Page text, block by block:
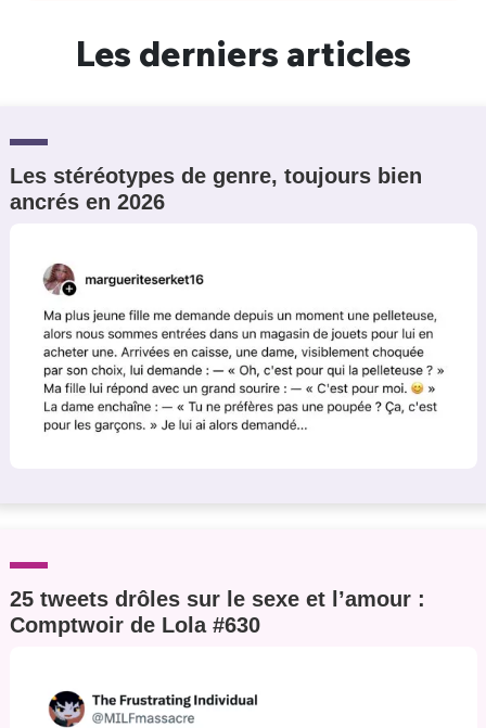
Les derniers articles
Les stéréotypes de genre, toujours bien
ancrés en 2026
25 tweets drôles sur le sexe et l’amour :
Comptwoir de Lola #630